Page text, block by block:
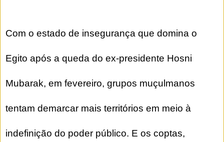
Com o estado de insegurança que domina o
Egito após a queda do ex-presidente Hosni
Mubarak, em fevereiro, grupos muçulmanos
tentam demarcar mais territórios em meio à
indefinição do poder público. E os coptas,